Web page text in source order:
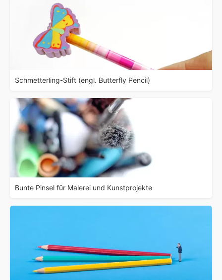
Schmetterling-Stift (engl. Butterfly Pencil)
Bunte Pinsel für Malerei und Kunstprojekte